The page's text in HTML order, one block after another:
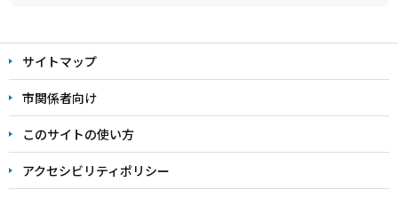
文
こ
こ
ま
で
サイトマップ
市関係者向け
このサイトの使い方
アクセシビリティポリシー